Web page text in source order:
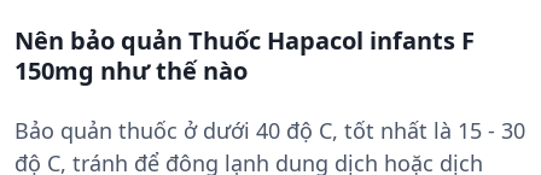
Nên bảo quản Thuốc Hapacol infants F
150mg như thế nào
Bảo quản thuốc ở dưới 40 độ C, tốt nhất là 15 - 30
độ C, tránh để đông lạnh dung dịch hoặc dịch